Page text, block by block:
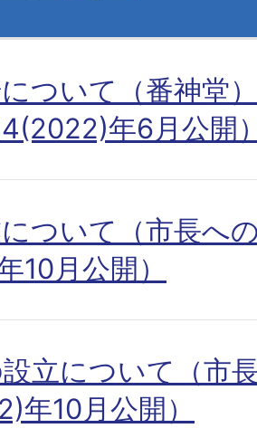
ついて（番神堂
年6月公開
ついて（市長へ
10月公開）
立について（市
年10月公開）